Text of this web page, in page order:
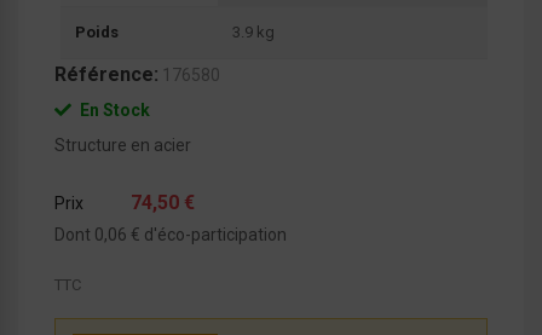
Poids 3.9 kg
Référence: 176580
En Stock
Structure en acier
Prix 74,50 €
Dont 0,06 € d'éco-participation
TTC